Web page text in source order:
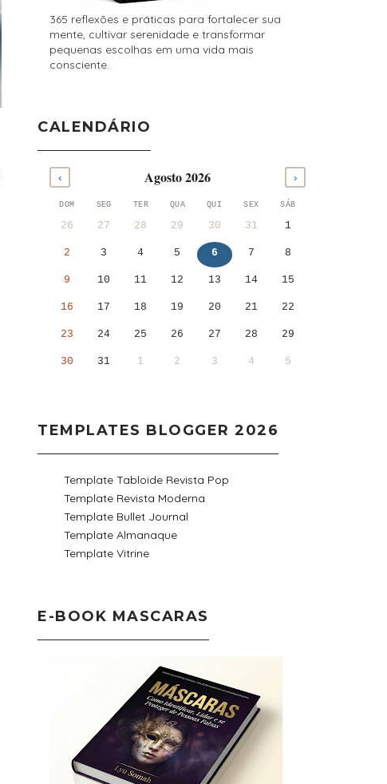
365 reflexões e práticas para fortalecer sua
mente, cultivar serenidade e transformar
pequenas escolhas em uma vida mais
consciente.
CALENDÁRIO
‹ Agosto 2026 ›
DOM SEG TER QUA QUI SEX SÁB
26 27 28 29 30 31 1
2 3 4 5 6 7 8
9 10 11 12 13 14 15
16 17 18 19 20 21 22
23 24 25 26 27 28 29
30 31 1 2 3 4 5
TEMPLATES BLOGGER 2026
Template Tabloide Revista Pop
Template Revista Moderna
Template Bullet Journal
Template Almanaque
Template Vitrine
E-BOOK MASCARAS